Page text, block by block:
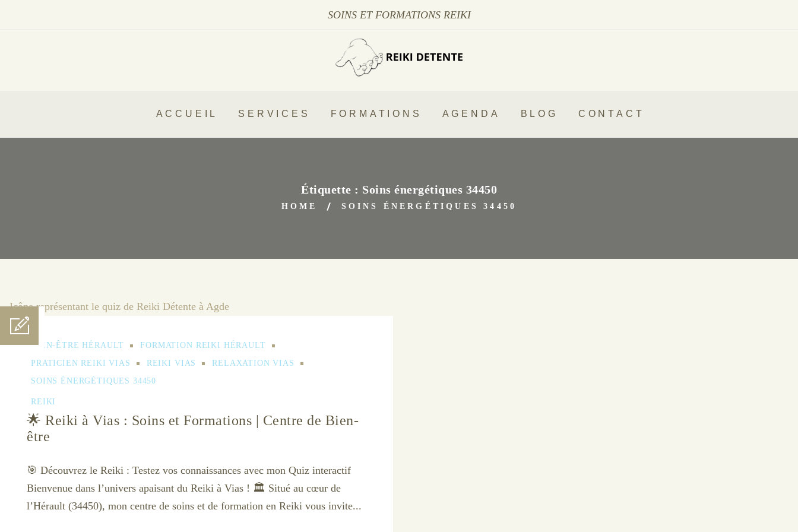
SOINS ET FORMATIONS REIKI
ACCUEIL SERVICES FORMATIONS AGENDA BLOG CONTACT
Étiquette : Soins énergétiques 34450
HOME SOINS ÉNERGÉTIQUES 34450
BIEN-ÊTRE HÉRAULT
FORMATION REIKI HÉRAULT
PRATICIEN REIKI VIAS
REIKI VIAS
RELAXATION VIAS
SOINS ÉNERGÉTIQUES 34450
REIKI
🌟 Reiki à Vias : Soins et Formations | Centre de Bien-
être
🎯 Découvrez le Reiki : Testez vos connaissances avec mon Quiz interactif
Bienvenue dans l’univers apaisant du Reiki à Vias ! 🏛️ Situé au cœur de
l’Hérault (34450), mon centre de soins et de formation en Reiki vous invite...